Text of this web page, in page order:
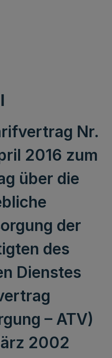
I
Nr.
2016 zum
über die
der
des
Dienstes
– ATV)
2002